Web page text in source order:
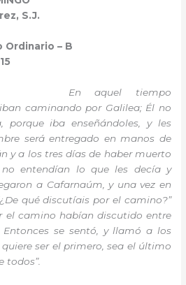
S.J.
Ordinario – B
En aquel tiempo
caminando por Galilea; Él no
porque iba enseñándoles, y les
será entregado en manos de
y a los tres días de haber muerto
no entendían lo que les decía y
a Cafarnaúm, y una vez en
qué discutíais por el camino?”
el camino habían discutido entre
se sentó, y llamó a los
quiere ser el primero, sea el último
todos”.